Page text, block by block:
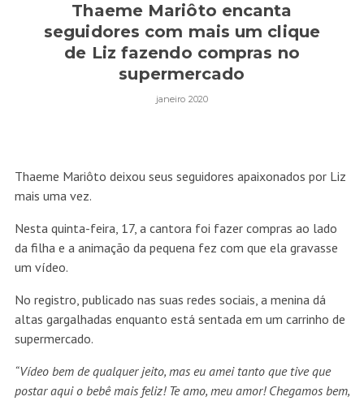
Thaeme Mariôto encanta
seguidores com mais um clique
de Liz fazendo compras no
supermercado
janeiro 2020
Thaeme Mariôto deixou seus seguidores apaixonados por Liz
mais uma vez.
Nesta quinta-feira, 17, a cantora foi fazer compras ao lado
da filha e a animação da pequena fez com que ela gravasse
um vídeo.
No registro, publicado nas suas redes sociais, a menina dá
altas gargalhadas enquanto está sentada em um carrinho de
supermercado.
“Vídeo bem de qualquer jeito, mas eu amei tanto que tive que
postar aqui o bebê mais feliz! Te amo, meu amor! Chegamos bem,